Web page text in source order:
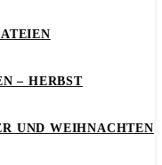
– HERBST
UND WEIHNACHTEN